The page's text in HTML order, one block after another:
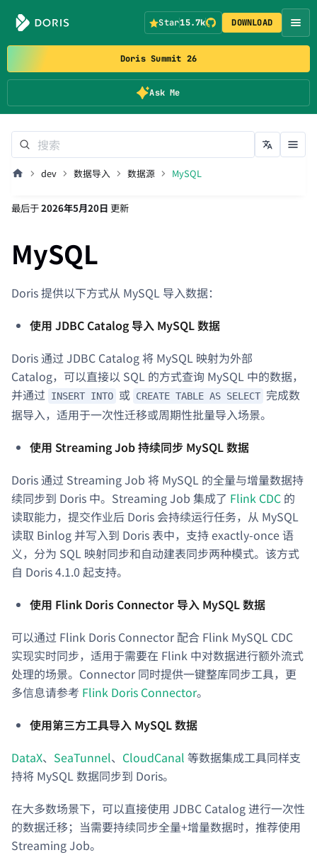
Doris Summit 26
Ask Me
Star15.7k DOWNLOAD
dev 数据导入 数据源 MySQL
最后于2026年5月20日 更新
MySQL
Doris 提供以下方式从 MySQL 导入数据：
使用 JDBC Catalog 导入 MySQL 数据
Doris 通过 JDBC Catalog 将 MySQL 映射为外部
Catalog，可以直接以 SQL 的方式查询 MySQL 中的数据，
并通过
INSERT INTO 或 CREATE TABLE AS SELECT 完成数
据导入，适用于一次性迁移或周期性批量导入场景。
使用 Streaming Job 持续同步 MySQL 数据
Doris 通过 Streaming Job 将 MySQL 的全量与增量数据持
续同步到 Doris 中。Streaming Job 集成了 Flink CDC 的
读取能力，提交作业后 Doris 会持续运行任务，从 MySQL
读取 Binlog 并写入到 Doris 表中，支持 exactly-once 语
义，分为 SQL 映射同步和自动建表同步两种模式。该方式
自 Doris 4.1.0 起支持。
使用 Flink Doris Connector 导入 MySQL 数据
可以通过 Flink Doris Connector 配合 Flink MySQL CDC
实现实时同步，适用于需要在 Flink 中对数据进行额外流式
处理的场景。Connector 同时提供一键整库同步工具，更
多信息请参考 Flink Doris Connector。
使用第三方工具导入 MySQL 数据
DataX、 SeaTunnel、 CloudCanal 等数据集成工具同样支
持将 MySQL 数据同步到 Doris。
在大多数场景下，可以直接使用 JDBC Catalog 进行一次性
的数据迁移；当需要持续同步全量+增量数据时，推荐使用
Streaming Job。